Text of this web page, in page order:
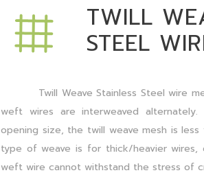
TWILL
STEEL
Twill Weave Stainless Steel wire
weft wires are interweaved
opening size, the twill weave mesh is
type of weave is for thick/heavier
weft wire cannot withstand the stress of